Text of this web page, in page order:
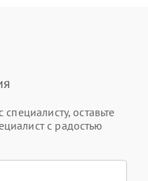
оставьте
с радостью